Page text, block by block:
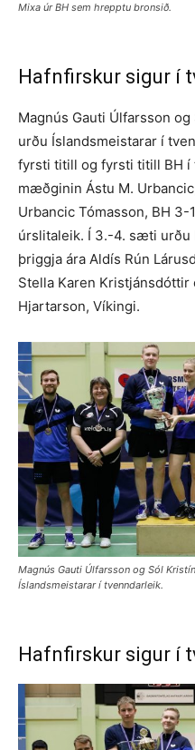
Mixa úr BH sem hrepptu bronsið.
Hafnfirskur sigur í
Magnús Gauti Úlfarsson
urðu Íslandsmeistarar í
fyrsti titill og fyrsti titill BH í
mæðginin Ástu M.
Urbancic Tómasson, BH 3-
úrslitaleik. Í 3.-4. sæti urðu
þriggja ára Aldís Rún
Stella Karen Kristjánsdóttir
Hjartarson, Víkingi.
Magnús Gauti Úlfarsson og Sól
Íslandsmeistarar í tvenndarleik.
Hafnfirskur sigur í